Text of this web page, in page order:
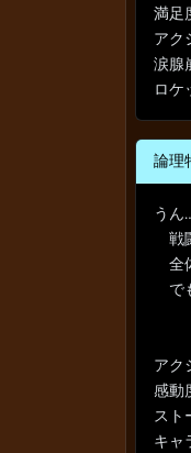
満
ア
涙
ロ
論理
うん
戦
全
で
ア
感
ス
キ